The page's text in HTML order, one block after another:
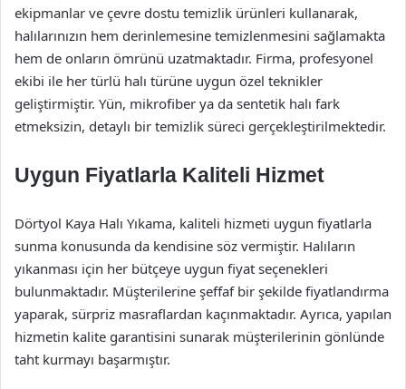
ekipmanlar ve çevre dostu temizlik ürünleri kullanarak,
halılarınızın hem derinlemesine temizlenmesini sağlamakta
hem de onların ömrünü uzatmaktadır. Firma, profesyonel
ekibi ile her türlü halı türüne uygun özel teknikler
geliştirmiştir. Yün, mikrofiber ya da sentetik halı fark
etmeksizin, detaylı bir temizlik süreci gerçekleştirilmektedir.
Uygun Fiyatlarla Kaliteli Hizmet
Dörtyol Kaya Halı Yıkama, kaliteli hizmeti uygun fiyatlarla
sunma konusunda da kendisine söz vermiştir. Halıların
yıkanması için her bütçeye uygun fiyat seçenekleri
bulunmaktadır. Müşterilerine şeffaf bir şekilde fiyatlandırma
yaparak, sürpriz masraflardan kaçınmaktadır. Ayrıca, yapılan
hizmetin kalite garantisini sunarak müşterilerinin gönlünde
taht kurmayı başarmıştır.